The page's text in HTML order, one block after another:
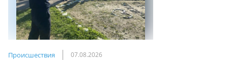
Происшествия 07.08.2026